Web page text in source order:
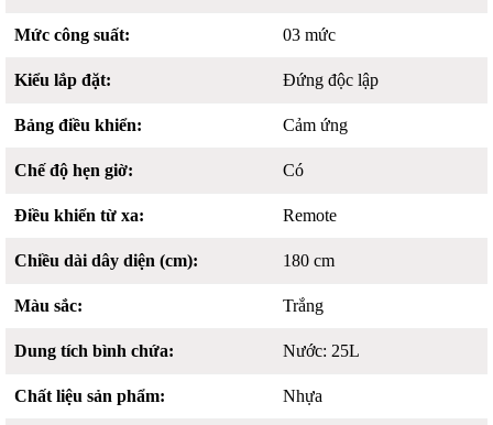
Mức công suất: 03 mức
Kiểu lắp đặt: Đứng độc lập
Bảng điều khiển: Cảm ứng
Chế độ hẹn giờ: Có
Điều khiển từ xa: Remote
Chiều dài dây diện (cm): 180 cm
Màu sắc: Trắng
Dung tích bình chứa: Nước: 25L
Chất liệu sản phẩm: Nhựa